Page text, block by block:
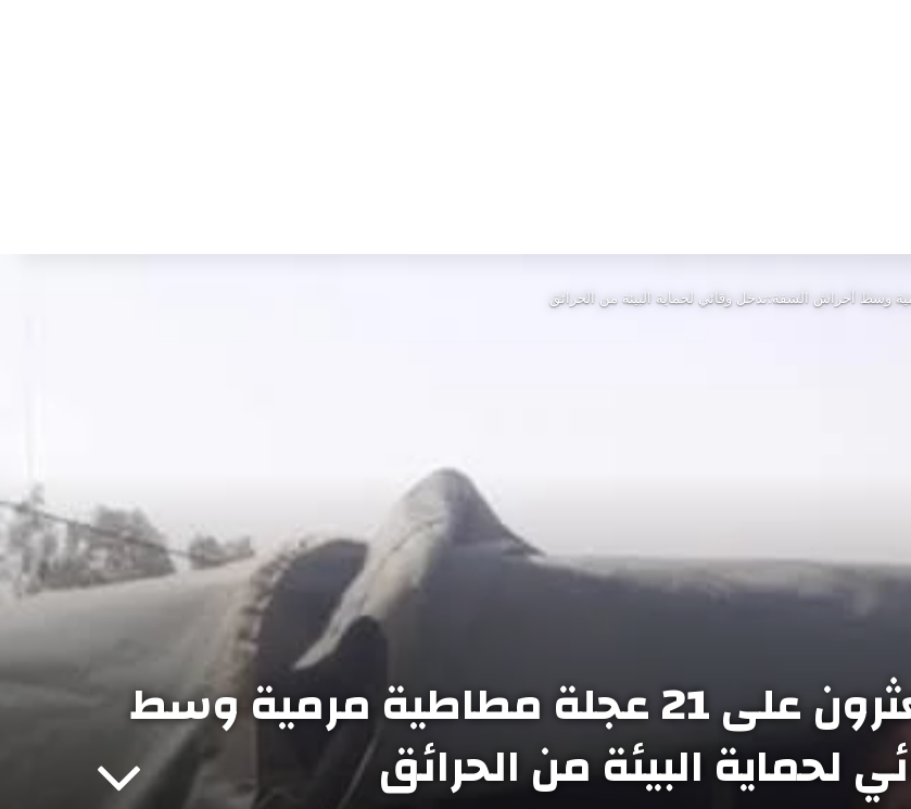
أعوان الغابات بالبليدة يعثرون على 21 عجلة مطاطية مرمية وسط
البيئة من الحرائق